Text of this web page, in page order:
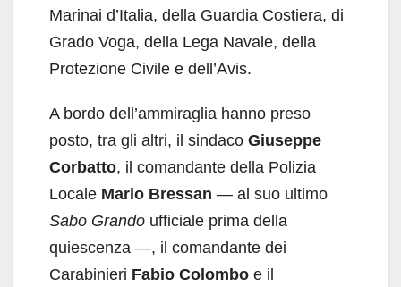
Marinai d’Italia, della Guardia Costiera, di
Grado Voga, della Lega Navale, della
Protezione Civile e dell’Avis.
A bordo dell’ammiraglia hanno preso
posto, tra gli altri, il sindaco Giuseppe
Corbatto, il comandante della Polizia
Locale Mario Bressan — al suo ultimo
Sabo Grando ufficiale prima della
quiescenza —, il comandante dei
Carabinieri Fabio Colombo e il